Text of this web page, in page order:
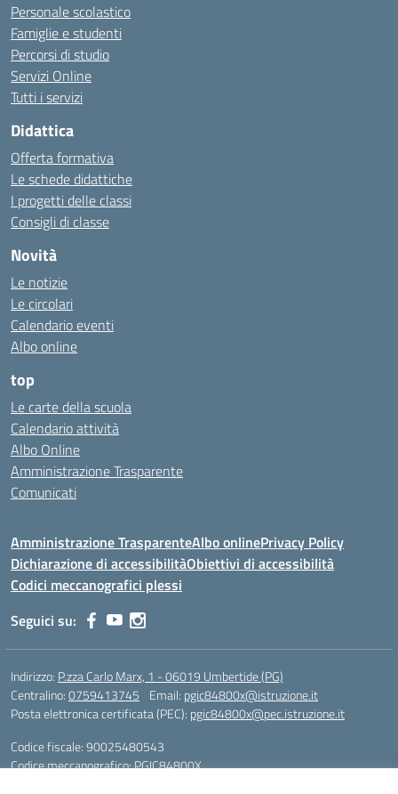
Personale scolastico
Famiglie e studenti
Percorsi di studio
Servizi Online
Tutti i servizi
Didattica
Offerta formativa
Le schede didattiche
I progetti delle classi
Consigli di classe
Novità
Le notizie
Le circolari
Calendario eventi
Albo online
top
Le carte della scuola
Calendario attività
Albo Online
Amministrazione Trasparente
Comunicati
Amministrazione TrasparenteAlbo onlinePrivacy Policy
Dichiarazione di accessibilitàObiettivi di accessibilità
Codici meccanografici plessi
Seguici su:
Indirizzo: P.zza Carlo Marx, 1 - 06019 Umbertide (PG)
Centralino:0759413745 Email: pgic84800x@istruzione.it
Posta elettronica certificata (PEC): pgic84800x@pec.istruzione.it
Codice fiscale: 90025480543
Codice meccanografico:PGIC84800X